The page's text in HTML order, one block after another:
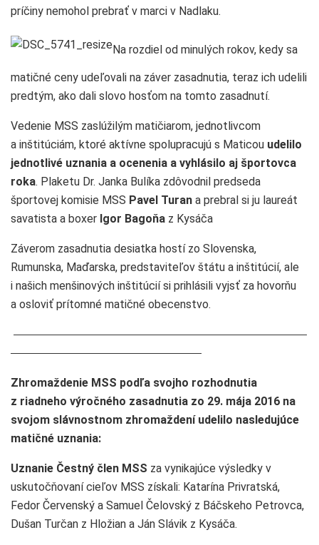
príčiny nemohol prebrať v marci v Nadlaku.
Na rozdiel od minulých rokov, kedy sa
matičné ceny udeľovali na záver zasadnutia, teraz ich udelili
predtým, ako dali slovo hosťom na tomto zasadnutí.
Vedenie MSS zaslúžilým matičiarom, jednotlivcom
a inštitúciám, ktoré aktívne spolupracujú s Maticou udelilo
jednotlivé uznania a ocenenia a vyhlásilo aj športovca
roka. Plaketu Dr. Janka Bulíka zdôvodnil predseda
športovej komisie MSS Pavel Turan a prebral si ju laureát
savatista a boxer Igor Bagoňa z Kysáča
Záverom zasadnutia desiatka hostí zo Slovenska,
Rumunska, Maďarska, predstaviteľov štátu a inštitúcií, ale
i našich menšinových inštitúcií si prihlásili vyjsť za hovorňu
a osloviť prítomné matičné obecenstvo.
Zhromaždenie MSS podľa svojho rozhodnutia
z riadneho výročného zasadnutia zo 29. mája 2016 na
svojom slávnostnom zhromaždení udelilo nasledujúce
matičné uznania:
Uznanie Čestný člen MSS za vynikajúce výsledky v
uskutočňovaní cieľov MSS získali: Katarína Privratská,
Fedor Červenský a Samuel Čelovský z Báčskeho Petrovca,
Dušan Turčan z Hložian a Ján Slávik z Kysáča.